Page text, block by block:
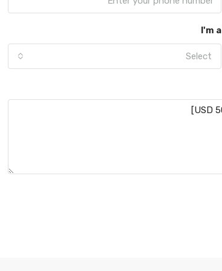
I'm a
Select